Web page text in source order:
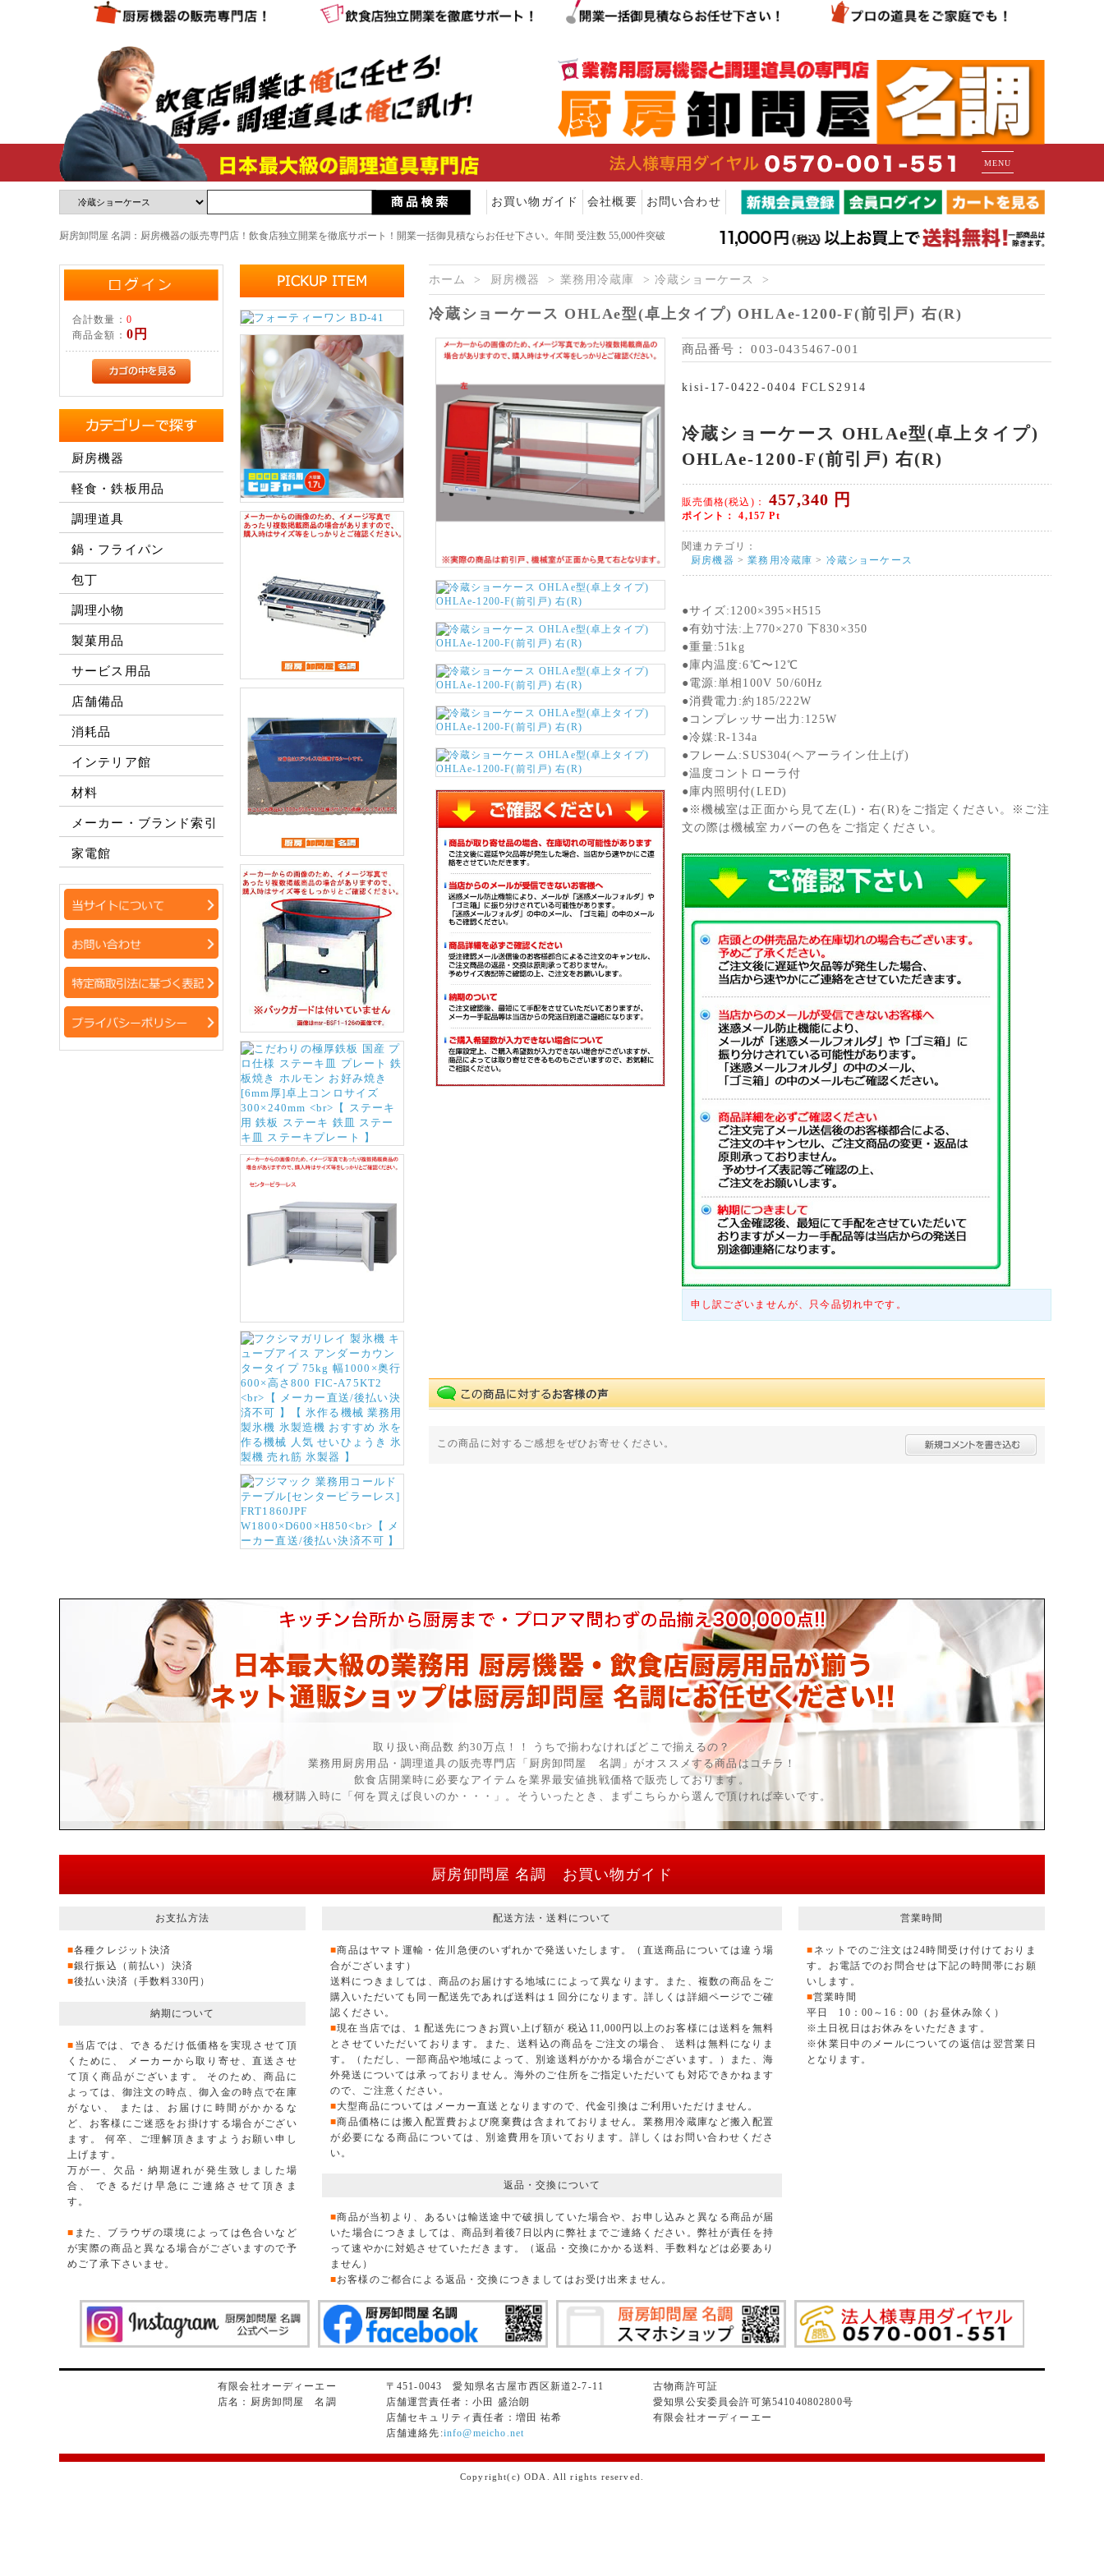
MENU
お買い物ガイド 会社概要 お問い合わせ
厨房卸問屋 名調：厨房機器の販売専門店！飲食店独立開業を徹底サポート！開業一括御見積ならお任せ下さい。年間 受注数 55,000件突破
合計数量： 0
商品金額： 0円
厨房機器
軽食・鉄板用品
調理道具
鍋・フライパン
包丁
調理小物
製菓用品
サービス用品
店舗備品
消耗品
インテリア館
材料
メーカー・ブランド索引
家電館
ホーム 厨房機器 業務用冷蔵庫 冷蔵ショーケース
冷蔵ショーケース OHLAe型(卓上タイプ) OHLAe-1200-F(前引戸) 右(R)
商品番号： 003-0435467-001
kisi-17-0422-0404 FCLS2914
冷蔵ショーケース OHLAe型(卓上タイプ)
OHLAe-1200-F(前引戸) 右(R)
販売価格(税込)： 457,340 円
ポイント：4,157 Pt
関連カテゴリ：
厨房機器 >業務用冷蔵庫 > 冷蔵ショーケース
●サイズ:1200×395×H515
●有効寸法:上770×270 下830×350
●重量:51kg
●庫内温度:6℃〜12℃
●電源:単相100V 50/60Hz
●消費電力:約185/222W
●コンプレッサー出力:125W
●冷媒:R-134a
●フレーム:SUS304(ヘアーライン仕上げ)
●温度コントローラ付
●庫内照明付(LED)
●※機械室は正面から見て左(L)・右(R)をご指定ください。※ご注
文の際は機械室カバーの色をご指定ください。
申し訳ございませんが、只今品切れ中です。
この商品に対するご感想をぜひお寄せください。
取り扱い商品数 約30万点！！ うちで揃わなければどこで揃えるの？
業務用厨房用品・調理道具の販売専門店「厨房卸問屋 名調」がオススメする商品はコチラ！
飲食店開業時に必要なアイテムを業界最安値挑戦価格で販売しております。
機材購入時に「何を買えば良いのか・・・」。そういったとき、まずこちらから選んで頂ければ幸いです。
厨房卸問屋 名調 お買い物ガイド
お支払方法
■各種クレジット決済
■銀行振込（前払い）決済
■後払い決済（手数料330円）
納期について
■ 当店では、できるだけ低価格を実現させて頂
くために、 メーカーから取り寄せ、直送させ
て頂く商品がございます。 そのため、商品に
よっては、御注文の時点、御入金の時点で在庫
がない、 または、お届けに時間がかかるな
ど、お客様にご迷惑をお掛けする場合がござい
ます。 何卒、ご理解頂きますようお願い申し
上げます。
万が一、欠品・納期遅れが発生致しました場
合、 できるだけ早急にご連絡させて頂きま
す。
■ また、ブラウザの環境によっては色合いなど
が実際の商品と異なる場合がございますので予
めご了承下さいませ。
配送方法・送料について
■商品はヤマト運輸・佐川急便のいずれかで発送いたします。（直送商品については違う場
合がございます）
送料につきましては、商品のお届けする地域にによって異なります。また、複数の商品をご
購入いただいても同一配送先であれば送料は１回分になります。詳しくは詳細ページでご確
認ください。
■現在当店では、１配送先につきお買い上げ額が 税込11,000円以上のお客様には送料を無料
とさせていただいております。また、送料込の商品をご注文の場合、 送料は無料になりま
す。（ただし、一部商品や地域によって、別途送料がかかる場合がございます。）また、海
外発送については承っておりません。海外のご住所をご指定いただいても対応できかねます
ので、ご注意ください。
■大型商品についてはメーカー直送となりますので、代金引換はご利用いただけません。
■商品価格には搬入配置費および廃棄費は含まれておりません。業務用冷蔵庫など搬入配置
が必要になる商品については、別途費用を頂いております。詳しくはお問い合わせくださ
い。
返品・交換について
■商品が当初より、あるいは輸送途中で破損していた場合や、お申し込みと異なる商品が届
いた場合につきましては、商品到着後7日以内に弊社までご連絡ください。弊社が責任を持
って速やかに対処させていただきます。（返品・交換にかかる送料、手数料などは必要あり
ません）
■お客様のご都合による返品・交換につきましてはお受け出来ません。
営業時間
■ ネットでのご注文は24時間受け付けておりま
す。お電話でのお問合せは下記の時間帯にお願
いします。
■営業時間
平日 10：00～16：00（お昼休み除く）
※土日祝日はお休みをいただきます。
※休業日中のメールについての返信は翌営業日
となります。
有限会社オーディーエー
店名：厨房卸問屋 名調
〒451-0043 愛知県名古屋市西区新道2-7-11
店舗運営責任者：小田 盛治朗
店舗セキュリティ責任者：増田 祐希
店舗連絡先:info@meicho.net
古物商許可証
愛知県公安委員会許可第541040802800号
有限会社オーディーエー
Copyright(c) ODA. All rights reserved.